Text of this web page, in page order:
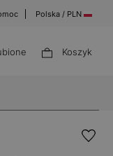
Polska / PLN
Koszyk